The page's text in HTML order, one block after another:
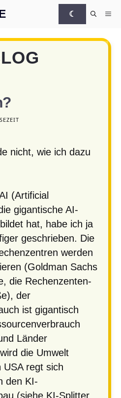
☾
nicht, wie ich dazu
(Artificial
gigantische AI-
hat, habe ich ja
geschrieben. Die
werden
(Goldman Sachs
die Rechenzenten-
der
ist gigantisch
Länder
die Umwelt
USA regt sich
den KI-
(siehe KI-Splitter